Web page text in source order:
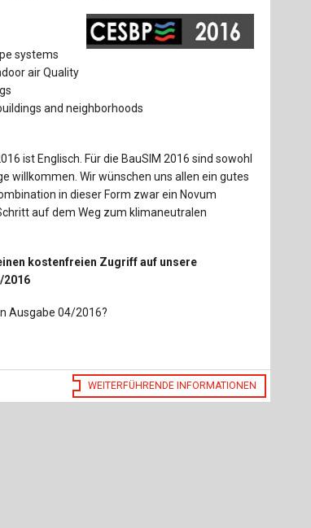
systems
air Quality
and neighborhoods
ist Englisch. Für die BauSIM 2016 sind sowohl
willkommen. Wir wünschen uns allen ein gutes
in dieser Form zwar ein Novum
auf dem Weg zum klimaneutralen
kostenfreien Zugriff auf unsere
2016
Ausgabe 04/2016?
WEITERFÜHRENDE INFORMATIONEN